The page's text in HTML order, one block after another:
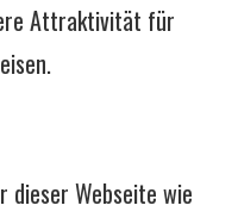
Attraktivität für
dieser Webseite wie